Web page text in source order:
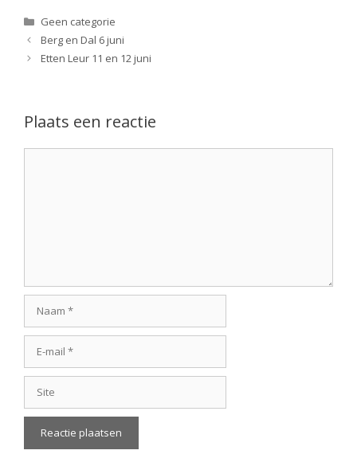
Categorieën
Geen categorie
Berg en Dal 6 juni
Etten Leur 11 en 12 juni
Plaats een reactie
mail